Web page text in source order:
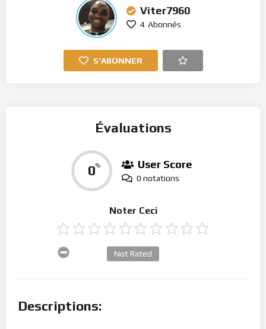
Viter7960
4 Abonnés
S'ABONNER
Évaluations
0% User Score
0 notations
Noter Ceci
Not Rated
Descriptions: